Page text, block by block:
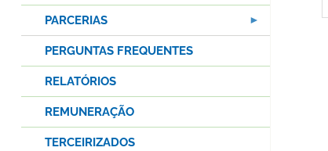
PARCERIAS
PERGUNTAS FREQUENTES
RELATÓRIOS
REMUNERAÇÃO
TERCEIRIZADOS